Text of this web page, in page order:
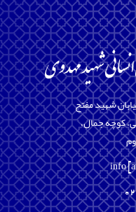
شهید مفتح
کوچه جمال،
info